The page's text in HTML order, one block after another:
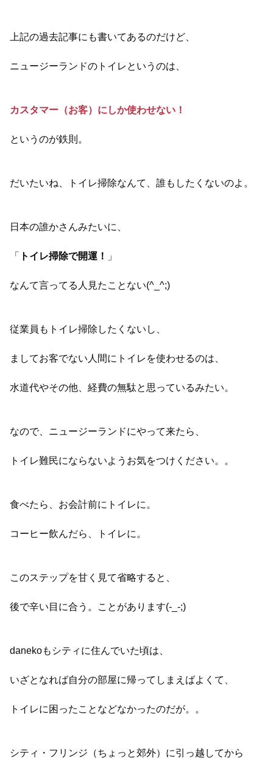
上記の過去記事にも書いてあるのだけど、
ニュージーランドのトイレというのは、
カスタマー（お客）にしか使わせない！
というのが鉄則。
だいたいね、トイレ掃除なんて、誰もしたくないのよ。
日本の誰かさんみたいに、
「 トイレ掃除で開運！ 」
なんて言ってる人見たことない(^_^;)
従業員もトイレ掃除したくないし、
ましてお客でない人間にトイレを使わせるのは、
水道代やその他、経費の無駄と思っているみたい。
なので、ニュージーランドにやって来たら、
トイレ難民にならないようお気をつけください。。
食べたら、お会計前にトイレに。
コーヒー飲んだら、トイレに。
このステップを甘く見て省略すると、
後で辛い目に合う。ことがあります(-_-;)
danekoもシティに住んでいた頃は、
いざとなれば自分の部屋に帰ってしまえばよくて、
トイレに困ったことなどなかったのだが。。
シティ・フリンジ（ちょっと郊外）に引っ越してから